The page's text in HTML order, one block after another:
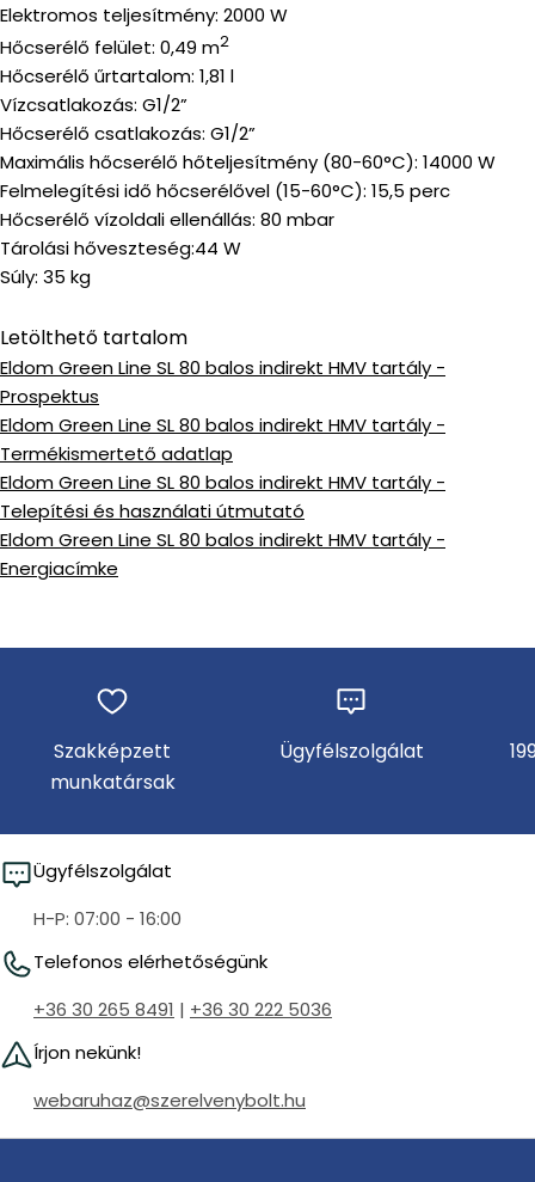
Elektromos teljesítmény: 2000 W
Hőcserélő felület: 0,49 m2
Hőcserélő űrtartalom: 1,81 l
Vízcsatlakozás: G1/2”
Hőcserélő csatlakozás: G1/2”
Maximális hőcserélő hőteljesítmény (80-60°C): 14000 W
Felmelegítési idő hőcserélővel (15-60°C): 15,5 perc
Hőcserélő vízoldali ellenállás: 80 mbar
Tárolási hőveszteség:44 W
Súly: 35 kg
Letölthető tartalom
Eldom Green Line SL 80 balos indirekt HMV tartály -
Prospektus
Eldom Green Line SL 80 balos indirekt HMV tartály -
Termékismertető adatlap
Eldom Green Line SL 80 balos indirekt HMV tartály -
Telepítési és használati útmutató
Eldom Green Line SL 80 balos indirekt HMV tartály -
Energiacímke
Szakképzett
munkatársak
Ügyfélszolgálat
Ügyfélszolgálat
H-P: 07:00 - 16:00
Telefonos elérhetőségünk
+36 30 265 8491 | +36 30 222 5036
Írjon nekünk!
webaruhaz@szerelvenybolt.hu